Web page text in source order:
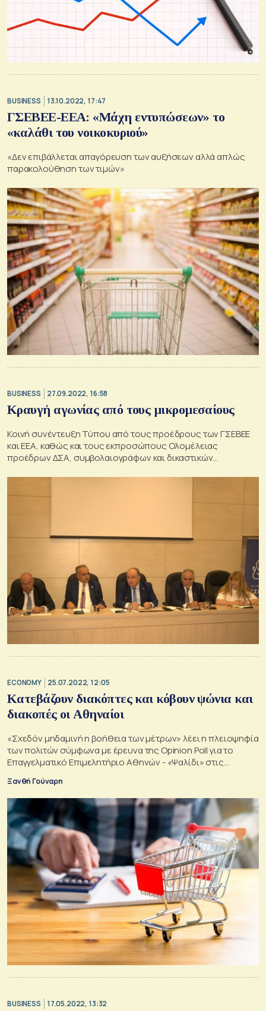
BUSINESS 13.10.2022, 17:47
ΓΣΕΒΕΕ-ΕΕΑ: «Μάχη εντυπώσεων» το
«καλάθι του νοικοκυριού»
«Δεν επιβάλλεται απαγόρευση των αυξήσεων αλλά απλώς
παρακολούθηση των τιμών»
BUSINESS 27.09.2022, 16:58
Κραυγή αγωνίας από τους μικρομεσαίους
Κοινή συνέντευξη Τύπου από τους προέδρους των ΓΣΕΒΕΕ
και ΕΕΑ, καθώς και τους εκπροσώπους Ολομέλειας
προέδρων ΔΣΑ, συμβολαιογράφων και δικαστικών
ECONOMY 25.07.2022, 12:05
Κατεβάζουν διακόπτες και κόβουν ψώνια και
διακοπές οι Αθηναίοι
«Σχεδόν μηδαμινή η βοήθεια των μέτρων» λέει η πλειοψηφία
των πολιτών σύμφωνα με έρευνα της Opinion Poll για το
Επαγγελματικό Επιμελητήριο Αθηνών - «Ψαλίδι» στις
Ξανθή Γούναρη
BUSINESS 17.05.2022, 13:32